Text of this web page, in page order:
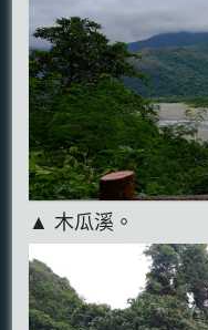
▲ 木瓜溪。